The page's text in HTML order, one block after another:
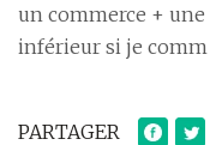
un commerce +
inférieur si je comm
PARTAGER